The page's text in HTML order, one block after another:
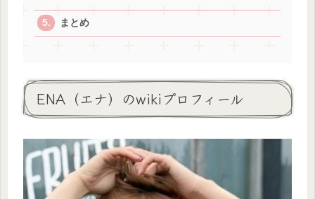
まとめ
ENA（エナ）のwikiプロフィール